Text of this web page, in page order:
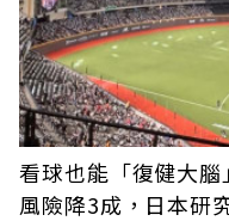
看球也能「復健大
風險降3成，日本研